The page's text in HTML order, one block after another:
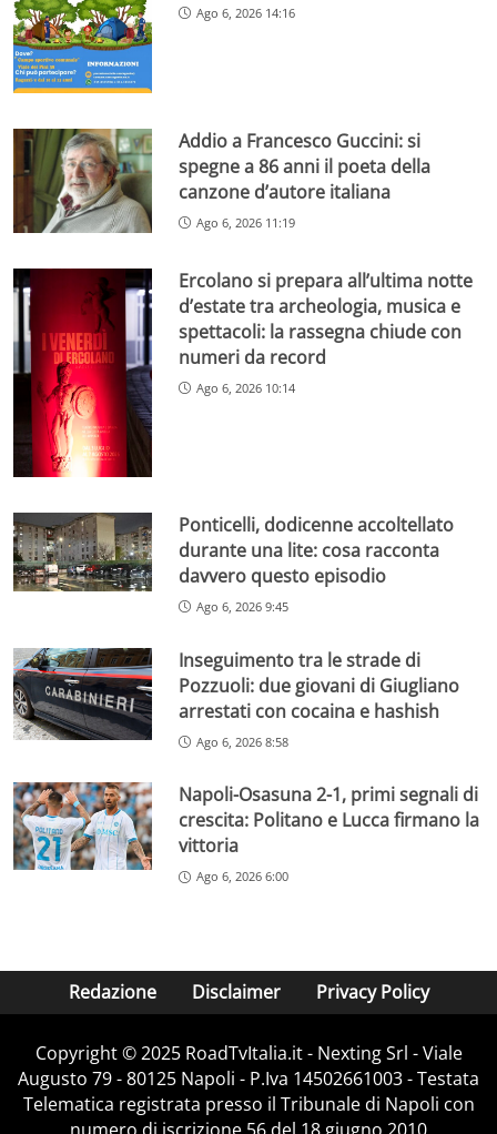
Ago 6, 2026 14:16
Addio a Francesco Guccini: si
spegne a 86 anni il poeta della
canzone d’autore italiana
Ago 6, 2026 11:19
Ercolano si prepara all’ultima notte
d’estate tra archeologia, musica e
spettacoli: la rassegna chiude con
numeri da record
Ago 6, 2026 10:14
Ponticelli, dodicenne accoltellato
durante una lite: cosa racconta
davvero questo episodio
Ago 6, 2026 9:45
Inseguimento tra le strade di
Pozzuoli: due giovani di Giugliano
arrestati con cocaina e hashish
Ago 6, 2026 8:58
Napoli-Osasuna 2-1, primi segnali di
crescita: Politano e Lucca firmano la
vittoria
Ago 6, 2026 6:00
Redazione Disclaimer Privacy Policy
Copyright ©️ 2025 RoadTvItalia.it - Nexting Srl - Viale
Augusto 79 - 80125 Napoli - P.Iva 14502661003 - Testata
Telematica registrata presso il Tribunale di Napoli con